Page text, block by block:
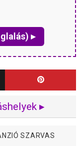
▸
▸
SZARVAS